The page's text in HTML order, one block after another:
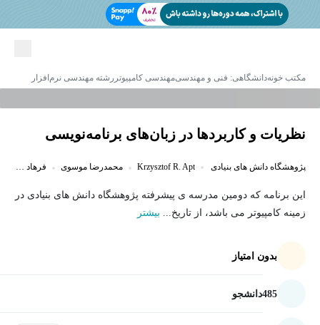
مکتب خونهدانشگاهی: فنی و مهندسیمهندسی کامپیوتر رشته مهندسی نرم‌افزار
نظریات و کاربردها در زبان‌های برنامه‌نویسی
پژوهشگاه دانش های بنیادی Krzysztof R. Apt محمدرضا موسوی فرهاد ارباب
این برنامه که دومین مدرسه ی پیشرفته پژوهشگاه دانش های بنیادی در
زمینه کامپیوتر می باشد، از تاریخ... بیشتر
بدون امتیاز
485دانشجو